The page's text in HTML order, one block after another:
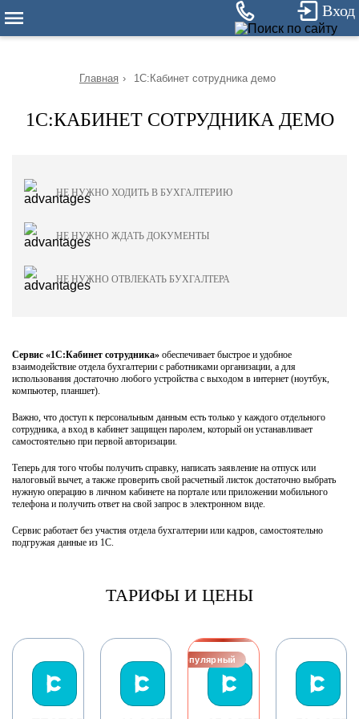
Вход
Главная › 1С:Кабинет сотрудника демо
1С:КАБИНЕТ СОТРУДНИКА ДЕМО
НЕ НУЖНО ХОДИТЬ В БУХГАЛТЕРИЮ
НЕ НУЖНО ЖДАТЬ ДОКУМЕНТЫ
НЕ НУЖНО ОТВЛЕКАТЬ БУХГАЛТЕРА
Сервис «1С:Кабинет сотрудника» обеспечивает быстрое и удобное
взаимодействие отдела бухгалтерии с работниками организации, а для
использования достаточно любого устройства с выходом в интернет (ноутбук,
компьютер, планшет).
Важно, что доступ к персональным данным есть только у каждого отдельного
сотрудника, а вход в кабинет защищен паролем, который он устанавливает
самостоятельно при первой авторизации.
Теперь для того чтобы получить справку, написать заявление на отпуск или
налоговый вычет, а также проверить свой расчетный листок достаточно выбрать
нужную операцию в личном кабинете на портале или приложении мобильного
телефона и получить ответ на свой запрос в электронном виде.
Сервис работает без участия отдела бухгалтерии или кадров, самостоятельно
подгружая данные из 1С.
ТАРИФЫ И ЦЕНЫ
Популярный